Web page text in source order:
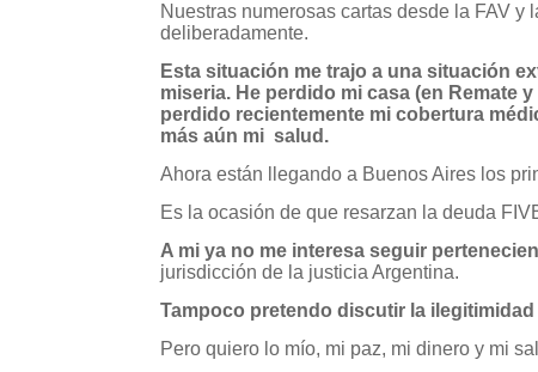
Nuestras numerosas cartas desde la FAV
deliberadamente.
Esta situación me trajo a una situación
miseria. He perdido mi casa (en Remate
perdido recientemente mi cobertura
más aún mi salud.
Ahora están llegando a Buenos Aires los
Es la ocasión de que resarzan la deuda
A mi ya no me interesa seguir
jurisdicción de la justicia Argentina.
Tampoco pretendo discutir la ilegitimidad
Pero quiero lo mío, mi paz, mi dinero y mi